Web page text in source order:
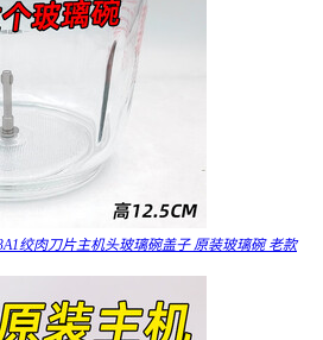
绞肉刀片主机头玻璃碗盖子 原装玻璃碗 老款